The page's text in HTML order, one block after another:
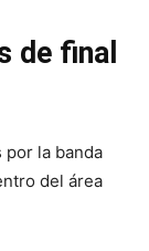
de final
por la banda
del área